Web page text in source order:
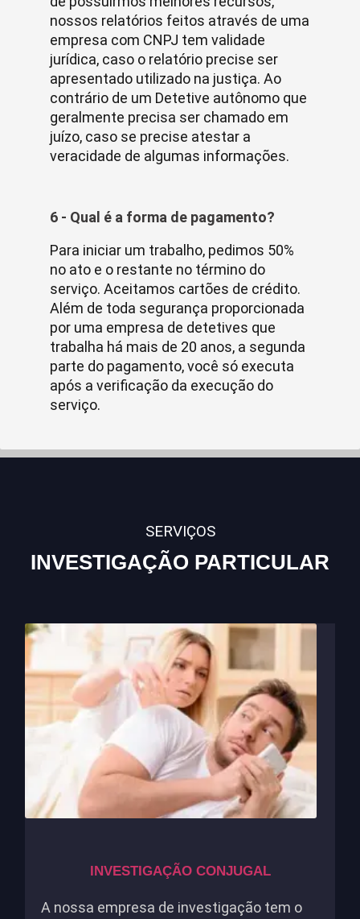
nossos relatórios feitos através de uma
empresa com CNPJ tem validade
jurídica, caso o relatório precise ser
apresentado utilizado na justiça. Ao
contrário de um Detetive autônomo que
geralmente precisa ser chamado em
juízo, caso se precise atestar a
veracidade de algumas informações.
6 - Qual é a forma de pagamento?
Para iniciar um trabalho, pedimos 50%
no ato e o restante no término do
serviço. Aceitamos cartões de crédito.
Além de toda segurança proporcionada
por uma empresa de detetives que
trabalha há mais de 20 anos, a segunda
parte do pagamento, você só executa
após a verificação da execução do
serviço.
SERVIÇOS
INVESTIGAÇÃO PARTICULAR
INVESTIGAÇÃO CONJUGAL
A nossa empresa de investigação tem o